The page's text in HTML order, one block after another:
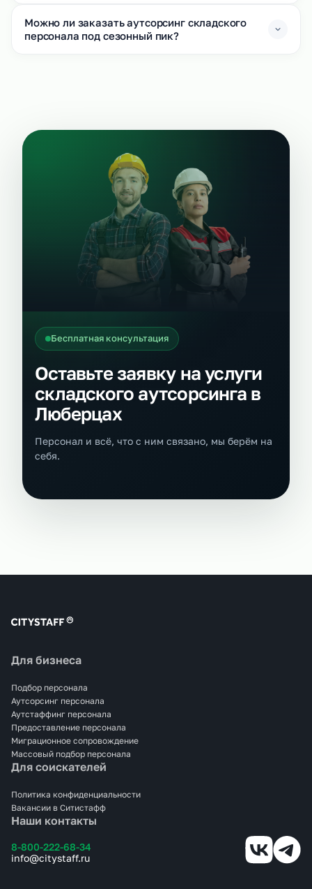
Можно ли заказать аутсорсинг складского
персонала под сезонный пик?
Бесплатная консультация
Оставьте заявку на услуги
складского аутсорсинга в
Люберцах
Персонал и всё, что с ним связано, мы берём на
себя.
Наши контакты
8-800-222-68-34
info@citystaff.ru
Для бизнеса
Подбор персонала
Аутсорсинг персонала
Аутстаффинг персонала
Предоставление персонала
Миграционное сопровождение
Массовый подбор персонала
Для соискателей
Политика конфиденциальности
Вакансии в Ситистафф